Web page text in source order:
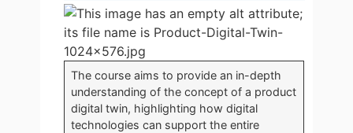
The course aims to provide an in-depth
understanding of the concept of a product
digital twin, highlighting how digital
technologies can support the entire